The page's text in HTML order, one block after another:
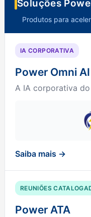
Soluções
Produtos para
IA CORPORATIVA
Power Omni AI
A IA corporativa
Saiba mais →
REUNIÕES
Power ATA